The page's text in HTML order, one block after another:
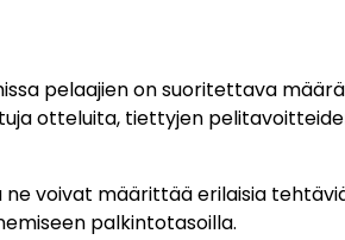
pelaajien on suoritettava
otteluita, tiettyjen
voivat määrittää erilaisia
palkintotasoilla.